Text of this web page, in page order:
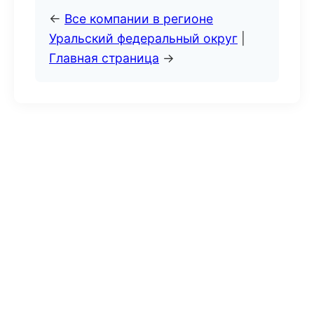
← Все компании в регионе
Уральский федеральный округ
Главная страница →